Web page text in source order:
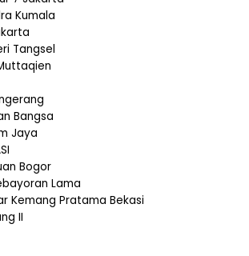
Kumala
Tangsel
Bangsa
Jaya
Bogor
Lama
Kemang Pratama Bekasi
II